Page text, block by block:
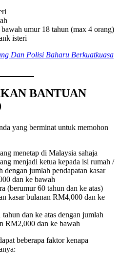
umur 18 tahun (max 4 orang)
isteri
Dan Polisi Baharu Berkuatkuasa
BANTUAN
yang berminat untuk memohon
menetap di Malaysia sahaja
menjadi ketua kepada isi rumah /
dengan jumlah pendapatan kasar
dan ke bawah
(berumur 60 tahun dan ke atas)
kasar bulanan RM4,000 dan ke
dan ke atas dengan jumlah
RM2,000 dan ke bawah
beberapa faktor kenapa